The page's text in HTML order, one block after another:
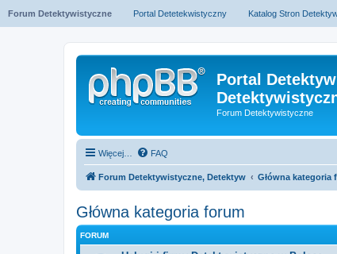
Forum Detektywistyczne Portal Detetekwistyczny Katalog Stron
Portal
Forum Detektywistyczne
Więcej… FAQ
Forum Detektywistyczne, Detektyw Główna kategoria
Główna kategoria forum
FORUM